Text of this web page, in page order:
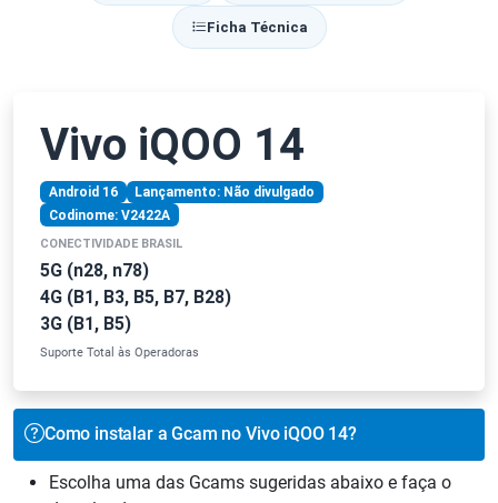
Ficha Técnica
Vivo iQOO 14
Android 16
Lançamento: Não divulgado
Codinome: V2422A
CONECTIVIDADE BRASIL
5G (n28, n78)
4G (B1, B3, B5, B7, B28)
3G (B1, B5)
Suporte Total às Operadoras
Como instalar a Gcam no Vivo iQOO 14?
Escolha uma das Gcams sugeridas abaixo e faça o